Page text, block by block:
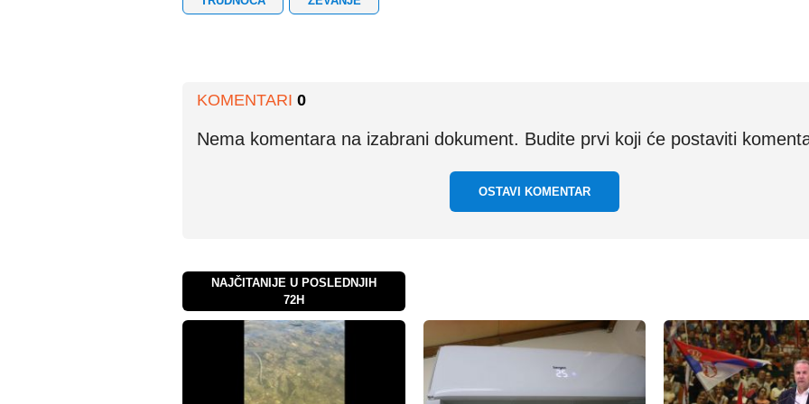
KOMENTARI 0
Nema komentara na izabrani dokument. Budite prvi koji će postaviti
OSTAVI KOMENTAR
NAJČITANIJE U POSLEDNJIH
72H